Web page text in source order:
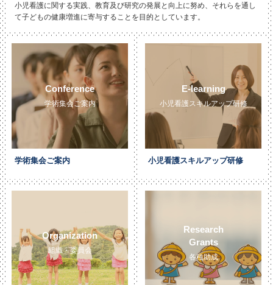
小児看護に関する実践、教育及び研究の発展と向上に努め、それらを通し
て子どもの健康増進に寄与することを目的としています。
Conference
学術集会ご案内
学術集会ご案内
E-learning
小児看護スキルアップ研修
小児看護スキルアップ研修
Organization
組織・委員会
Research
Grants
各種助成